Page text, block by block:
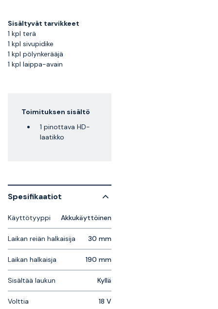
Sisältyvät tarvikkeet
1 kpl terä
1 kpl sivupidike
1 kpl pölynkerääjä
1 kpl laippa-avain
Toimituksen sisältö
1 pinottava HD-
laatikko
Spesifikaatiot
Käyttötyyppi Akkukäyttöinen
Laikan reiän halkaisija 30 mm
Laikan halkaisja 190 mm
Sisältää laukun Kyllä
Volttia 18 V